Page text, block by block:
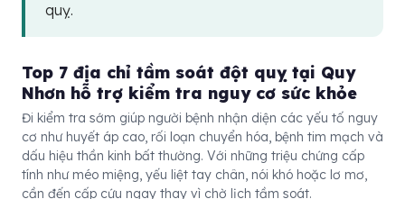
quỵ.
Top 7 địa chỉ tầm soát đột quỵ tại Quy
Nhơn hỗ trợ kiểm tra nguy cơ sức khỏe
Đi kiểm tra sớm giúp người bệnh nhận diện các yếu tố nguy
cơ như huyết áp cao, rối loạn chuyển hóa, bệnh tim mạch và
dấu hiệu thần kinh bất thường. Với những triệu chứng cấp
tính như méo miệng, yếu liệt tay chân, nói khó hoặc lơ mơ,
cần đến cấp cứu ngay thay vì chờ lịch tầm soát.